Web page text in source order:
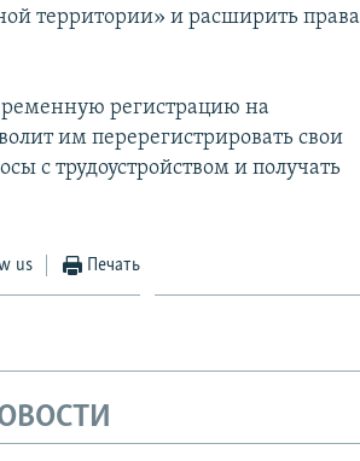
территории» и расширить права
регистрацию на
им перерегистрировать свои
с трудоустройством и получать
us Печать